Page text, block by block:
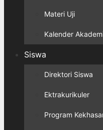
Materi Uji
Kalender
Siswa
Direktori Siswa
Ektrakurikuler
Program